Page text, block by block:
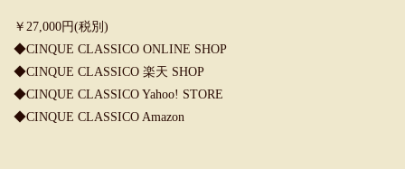
￥27,000円(税別)
◆CINQUE CLASSICO ONLINE SHOP
◆CINQUE CLASSICO 楽天 SHOP
◆CINQUE CLASSICO Yahoo! STORE
◆CINQUE CLASSICO Amazon